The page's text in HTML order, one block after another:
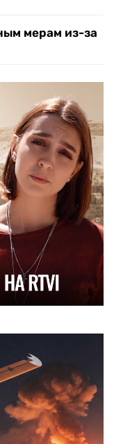
мерам из-за